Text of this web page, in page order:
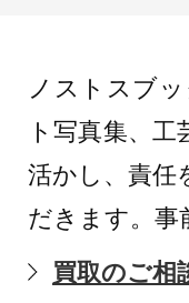
ノストスブ
ト写真集、
活かし、責任
だきます。事
買取のご相